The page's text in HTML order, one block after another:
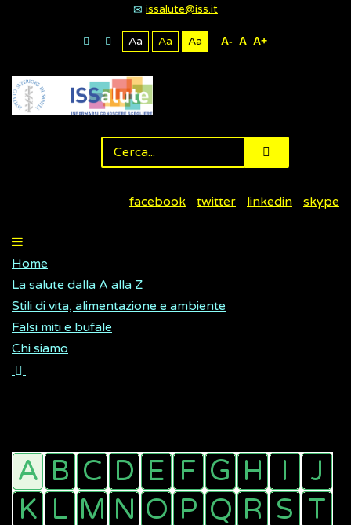
issalute@iss.it
Aa Aa Aa A- A A+
facebook twitter linkedin skype
Home
La salute dalla A alla Z
Stili di vita, alimentazione e ambiente
Falsi miti e bufale
Chi siamo